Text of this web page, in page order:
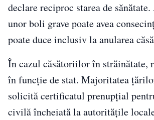
declare reciproc starea de sănătate.
unor boli grave poate avea
poate duce inclusiv la anularea
În cazul căsătoriilor în străinătate,
în funcție de stat. Majoritatea
solicită certificatul prenupțial
civilă încheiată la autoritățile